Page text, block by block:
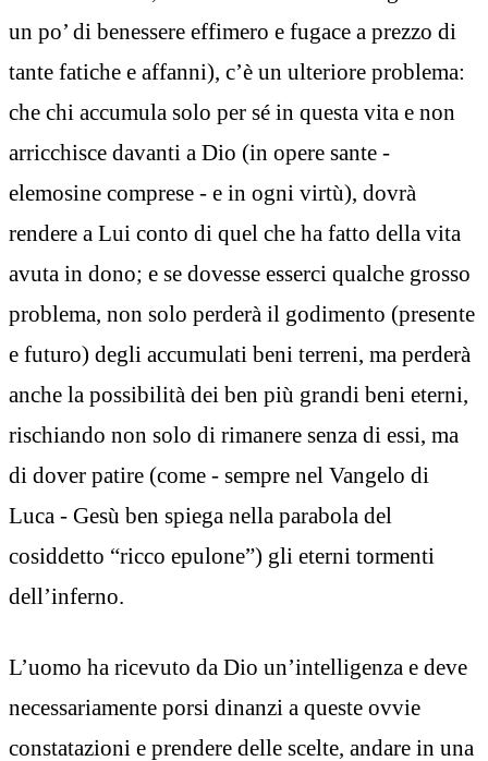
un po’ di benessere effimero e fugace a prezzo di
tante fatiche e affanni), c’è un ulteriore problema:
che chi accumula solo per sé in questa vita e non
arricchisce davanti a Dio (in opere sante -
elemosine comprese - e in ogni virtù), dovrà
rendere a Lui conto di quel che ha fatto della vita
avuta in dono; e se dovesse esserci qualche grosso
problema, non solo perderà il godimento (presente
e futuro) degli accumulati beni terreni, ma perderà
anche la possibilità dei ben più grandi beni eterni,
rischiando non solo di rimanere senza di essi, ma
di dover patire (come - sempre nel Vangelo di
Luca - Gesù ben spiega nella parabola del
cosiddetto “ricco epulone”) gli eterni tormenti
dell’inferno.
L’uomo ha ricevuto da Dio un’intelligenza e deve
necessariamente porsi dinanzi a queste ovvie
constatazioni e prendere delle scelte, andare in una